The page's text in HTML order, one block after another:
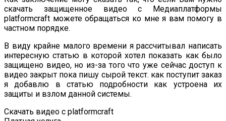
скачать защищенное видео с Медиаплатформы
platformcraft можете обращаться ко мне я вам помогу в
частном порядке.
В виду крайне малого времени я рассчитывал написать
интересную статью в которой хотел показать как было
защищено видео, но из-за того что уже сейчас доступ к
видео закрыт пока пишу сырой текст. как поступит заказ
я добавлю в статью подробности как устроена их
защиты и взлом данной системы.
Скачать видео с platformcraft